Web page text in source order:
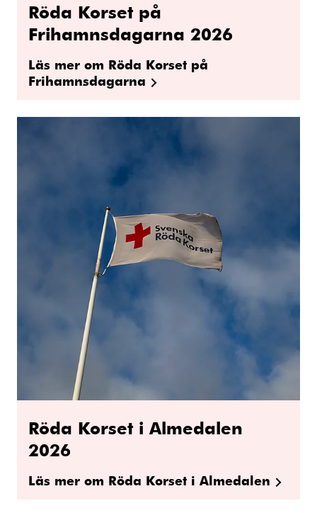
Röda Korset på
Frihamnsdagarna 2026
Läs mer om Röda Korset på
Frihamnsdagarna
Röda Korset i Almedalen
2026
Läs mer om Röda Korset i Almedalen